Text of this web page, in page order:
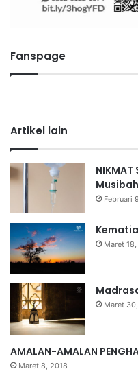
Fanspage
Artikel lain
NIKMAT
Musibah
Februari
Maret
Maret
AMALAN-AMALAN
Maret 8, 2018